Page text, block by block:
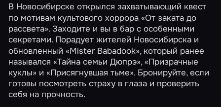
В Новосибирске открылся захватывающий квест
по мотивам культового хоррора«От заката до
рассвета». Заходите и вы в бар с особенными
секретами. Порадует жителей Новосибирска и
обновленный«Mister Babadook», который ранее
назывался «Тайна семьи Дюпрэ», «Призрачные
куклы» и «Присягнувшая тьме». Бронируйте, если
готовы посмотреть страху в глаза и проверить
себя на прочность.